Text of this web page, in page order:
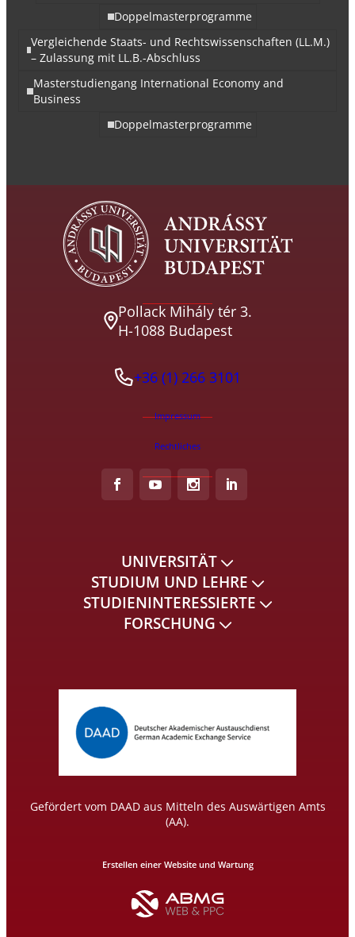
Doppelmasterprogramme
Vergleichende Staats- und Rechtswissenschaften (LL.M.)
– Zulassung mit LL.B.-Abschluss
Masterstudiengang International Economy and
Business
Doppelmasterprogramme
Pollack Mihály tér 3.
H-1088 Budapest
+36 (1) 266 3101
Impressum
Rechtliches
UNIVERSITÄT
STUDIUM UND LEHRE
STUDIENINTERESSIERTE
FORSCHUNG
Gefördert vom DAAD aus Mitteln des Auswärtigen Amts
(AA).
Erstellen einer Website und Wartung